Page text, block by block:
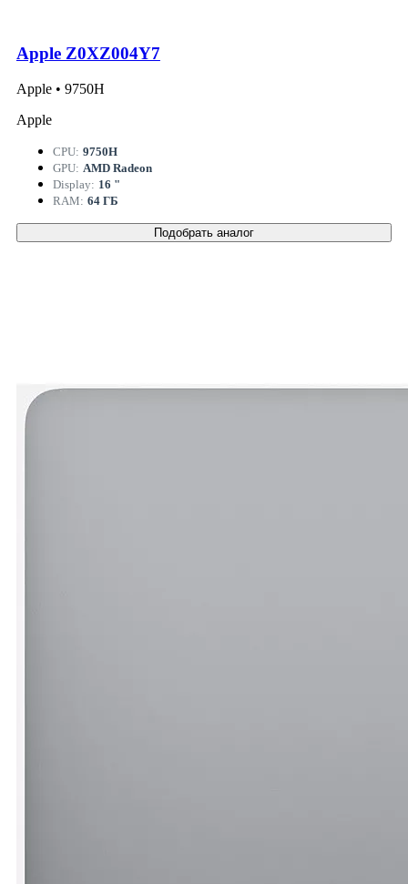
Apple Z0XZ004Y7
Apple • 9750H
Apple
CPU: 9750H
GPU: AMD Radeon
Display: 16 "
RAM: 64 ГБ
Подобрать аналог